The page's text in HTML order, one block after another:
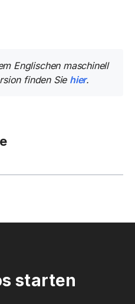
Englischen maschinell
finden Sie hier.
starten